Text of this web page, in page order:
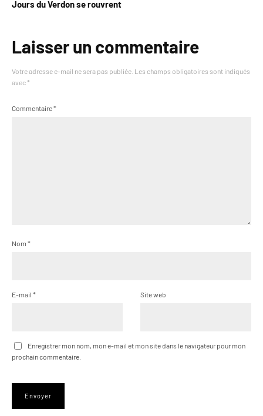
Jours du Verdon se rouvrent
Laisser un commentaire
Votre adresse e-mail ne sera pas publiée. Les champs obligatoires sont indiqués
avec *
Commentaire*
Nom *
E-mail * Site web
Enregistrer mon nom, mon e-mail et mon site dans le navigateur pour mon
prochain commentaire.